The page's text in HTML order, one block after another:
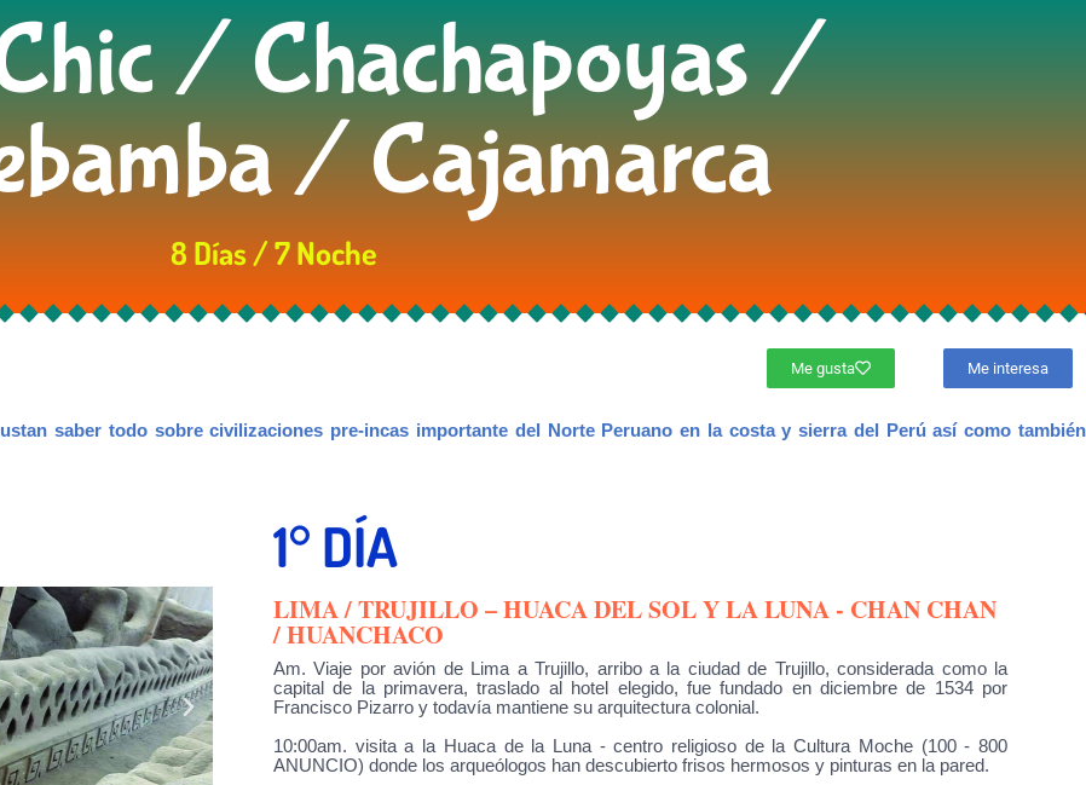
/ Chachapoyas /
/ Cajamarca
8 Días / 7 Noche
Me gusta Me interesa
saber todo sobre civilizaciones pre-incas importante del Norte Peruano en la costa y sierra del Perú así como también
1° DÍA
LIMA / TRUJILLO – HUACA DEL SOL Y LA LUNA - CHAN CHAN
/ HUANCHACO
Am. Viaje por avión de Lima a Trujillo, arribo a la ciudad de Trujillo, considerada como la
capital de la primavera, traslado al hotel elegido, fue fundado en diciembre de 1534 por
Francisco Pizarro y todavía mantiene su arquitectura colonial.
10:00am. visita a la Huaca de la Luna - centro religioso de la Cultura Moche (100 - 800
ANUNCIO) donde los arqueólogos han descubierto frisos hermosos y pinturas en la pared.